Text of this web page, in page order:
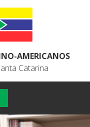
AMERICANOS
Catarina